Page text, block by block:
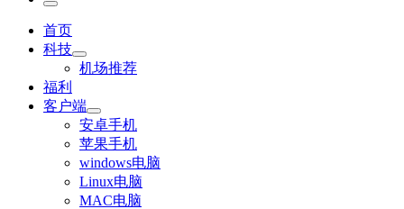
主
菜
单
首页
科技
机场推荐
福利
客户端
安卓手机
苹果手机
windows电脑
Linux电脑
MAC电脑